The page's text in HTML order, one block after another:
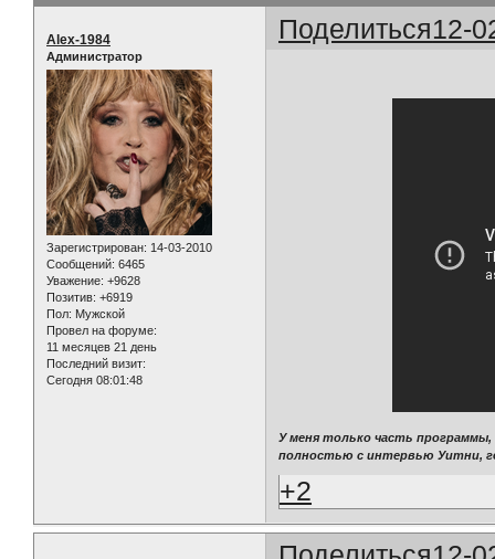
Поделиться12-
Alex-1984
Администратор
Зарегистрирован: 14-03-2010
Сообщений: 6465
Уважение: +9628
Позитив: +6919
Пол: Мужской
Провел на форуме:
11 месяцев 21 день
Последний визит:
Сегодня 08:01:48
У меня только часть
полностью с интервью Уитни,
+2